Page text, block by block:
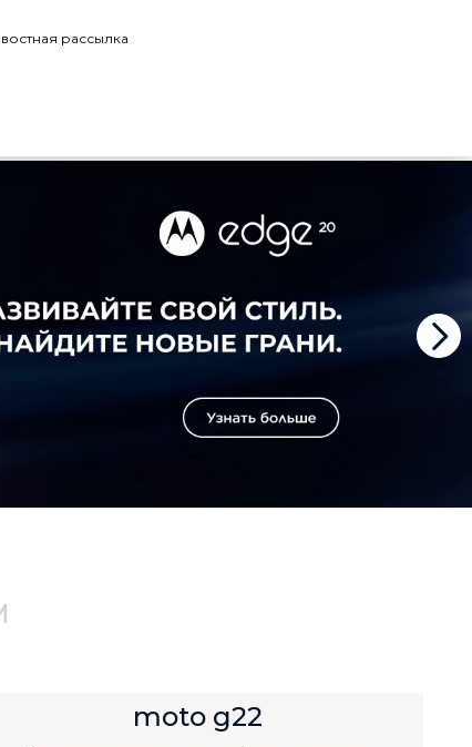
рассылка
moto g22